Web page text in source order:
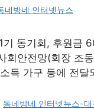
네방네 인터넷뉴스
기 동기회, 후원금
회안전망(회장 조
득 가구 등에 전
동네방네 인터넷뉴스-